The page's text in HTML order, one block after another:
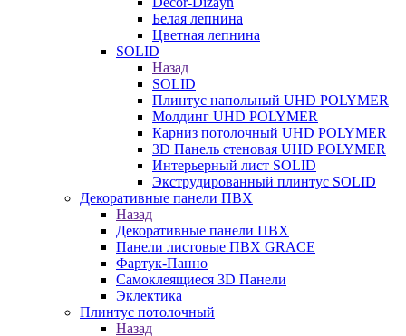
Белая лепнина
Цветная лепнина
SOLID
Назад
SOLID
Плинтус напольный UHD POLYMER
Молдинг UHD POLYMER
Карниз потолочный UHD POLYMER
3D Панель стеновая UHD POLYMER
Интерьерный лист SOLID
Экструдированный плинтус SOLID
Декоративные панели ПВХ
Назад
Декоративные панели ПВХ
Панели листовые ПВХ GRACE
Фартук-Панно
Самоклеящиеся 3D Панели
Эклектика
Плинтус потолочный
Назад